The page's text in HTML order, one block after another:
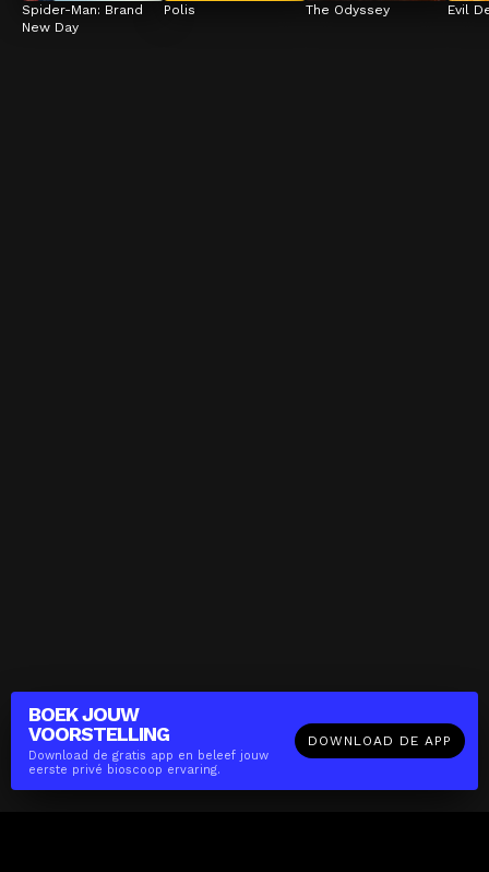
BOEK JOUW
VOORSTELLING
Download de gratis app en beleef jouw
eerste privé bioscoop ervaring.
DOWNLOAD DE APP
Spider-Man: Brand
New Day
Polis The Odyssey Evil